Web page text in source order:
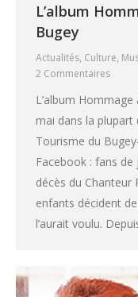
L’album
Bugey
Actualités, Culture,
2 Commentaires
L’album
mai dans la
Tourisme du
Facebook : fans
décès du Chanteur
enfants décident
l’aurait voulu.